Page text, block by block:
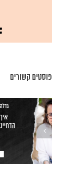
פוסטים קשורים